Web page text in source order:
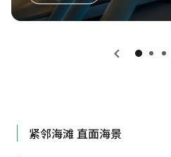
上一页
紧邻海滩 直面海景